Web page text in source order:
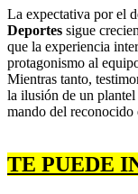
La expectativa por el
Deportes sigue
que la experiencia
protagonismo al
Mientras tanto,
la ilusión de un
mando del reconocido
TE PUEDE